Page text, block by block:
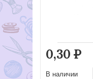
0,30 Р
В наличии